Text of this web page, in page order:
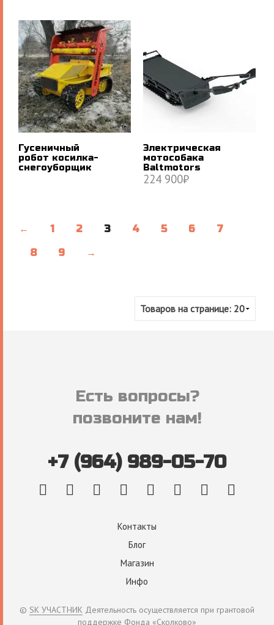
Гусеничный
робот косилка-
снегоуборщик
Электрическая
мотособака
Baltmotors
224 900₽
← 1 2 3 4 5 6 7
8 9 →
Есть вопросы?
позвоните нам!
+7 (964) 989-05-70
Контакты
Блог
Магазин
Инфо
© SK УЧАСТНИК Деятельность осуществляется при грантовой
поддержке Фонда «Сколково»